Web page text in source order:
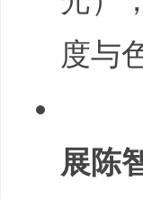
度与
展陈